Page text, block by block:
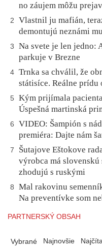
no záujem môžu
2
Vlastnil ju mafián,
demontujú neznámi
3
Na svete je len jedno:
parkuje v Brezne
4 Trnka sa chválil, že
státisíce. Reálne
5
Kým prijímala
Úspešná martinská
6
VIDEO: Šampión s
premiéra: Dajte nám
7
Šutajove Eštokove
výrobca má
zhodujú s ruskými
8
Mal rakovinu
Na preventívke som
PARTNERSKÝ OBSAH
Vybrané Najnovšie